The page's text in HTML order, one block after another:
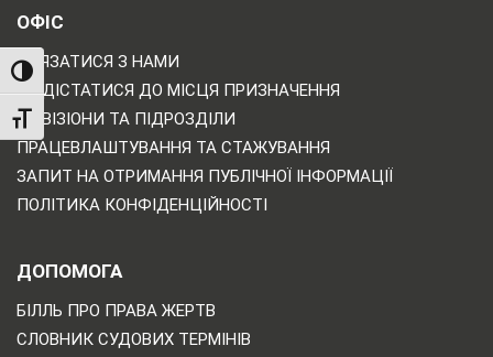
TOGGLE HIGH CONTRAST
TOGGLE FONT SIZE
ОФІС
ЗВ'ЯЗАТИСЯ З НАМИ
ЯК ДІСТАТИСЯ ДО МІСЦЯ ПРИЗНАЧЕННЯ
ДИВІЗІОНИ ТА ПІДРОЗДІЛИ
ПРАЦЕВЛАШТУВАННЯ ТА СТАЖУВАННЯ
ЗАПИТ НА ОТРИМАННЯ ПУБЛІЧНОЇ ІНФОРМАЦІЇ
ПОЛІТИКА КОНФІДЕНЦІЙНОСТІ
ДОПОМОГА
БІЛЛЬ ПРО ПРАВА ЖЕРТВ
СЛОВНИК СУДОВИХ ТЕРМІНІВ